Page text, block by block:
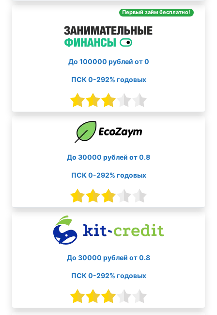
Первый займ бесплатно!
До 100000 рублей от 0
ПСК 0-292% годовых
До 30000 рублей от 0.8
ПСК 0-292% годовых
До 30000 рублей от 0.8
ПСК 0-292% годовых